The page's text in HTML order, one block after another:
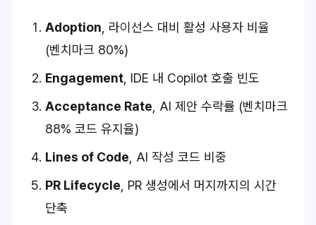
Adoption, 라이선스 대비 활성 사용자 비율
(벤치마크 80%)
Engagement, IDE 내 Copilot 호출 빈도
Acceptance Rate, AI 제안 수락률 (벤치마크
88% 코드 유지율)
Lines of Code, AI 작성 코드 비중
PR Lifecycle, PR 생성에서 머지까지의 시간
단축